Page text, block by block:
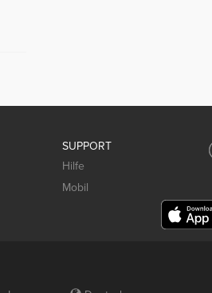
SUPPORT
Hilfe
Mobil